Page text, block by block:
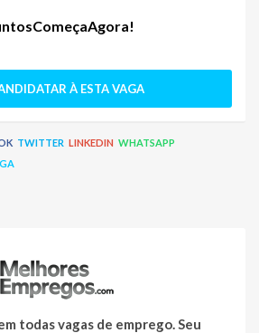
À ESTA VAGA
TWITTER LINKEDIN WHATSAPP
todas vagas de emprego. Seu